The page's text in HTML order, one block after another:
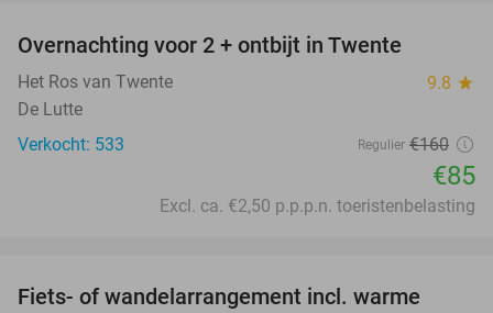
Overnachting voor 2 + ontbijt in Twente
Het Ros van Twente 9.8 star
De Lutte
Verkocht: 533
Regulier €160
€85
Excl. ca. €2,50 p.p.p.n. toeristenbelasting
Fiets- of wandelarrangement incl. warme